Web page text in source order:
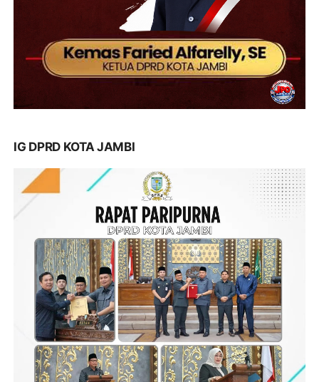
IG DPRD KOTA JAMBI